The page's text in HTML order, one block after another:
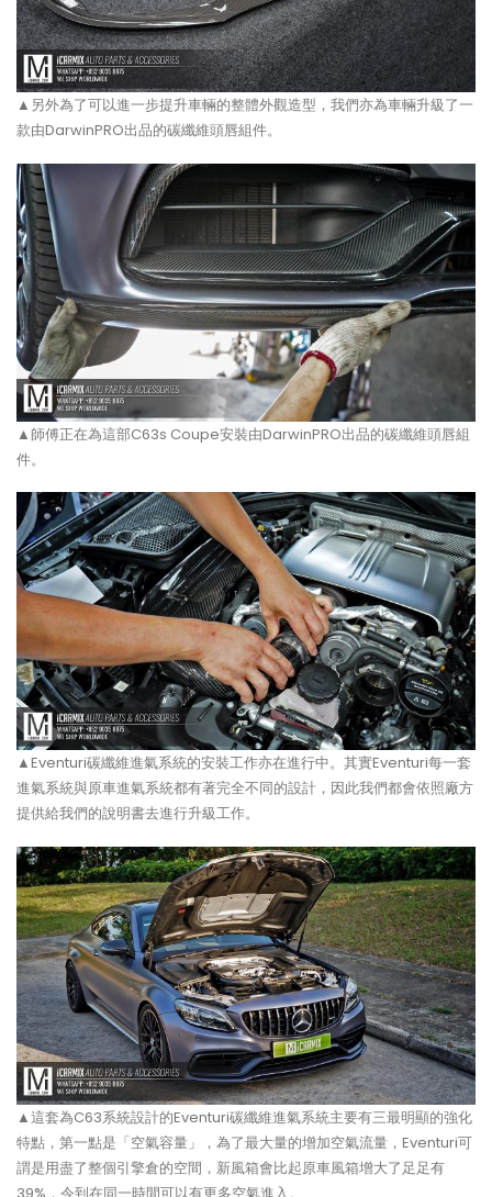
▲另外為了可以進一步提升車輛的整體外觀造型，我們亦為車輛升級了一
款由DarwinPRO出品的碳纖維頭唇組件。
▲師傅正在為這部C63s Coupe安裝由DarwinPRO出品的碳纖維頭唇組
件。
▲Eventuri碳纖維進氣系統的安裝工作亦在進行中。其實Eventuri每一套
進氣系統與原車進氣系統都有著完全不同的設計，因此我們都會依照廠方
提供給我們的說明書去進行升級工作。
▲這套為C63系統設計的Eventuri碳纖維進氣系統主要有三最明顯的強化
特點，第一點是「空氣容量」，為了最大量的增加空氣流量，Eventuri可
謂是用盡了整個引擎倉的空間，新風箱會比起原車風箱增大了足足有